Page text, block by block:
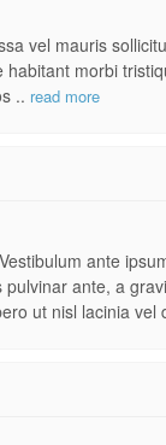
vel mauris
morbi
.. read more
ante
ante, a
ut nisl lacinia